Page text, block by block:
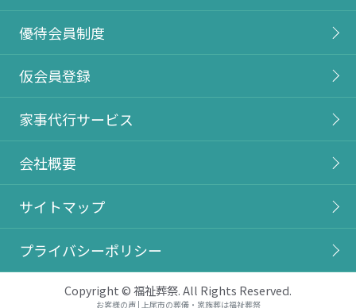
お客様の声 | 上尾市の葬儀・家族葬は福祉葬祭
優待会員制度
仮会員登録
家事代行サービス
会社概要
サイトマップ
プライバシーポリシー
Copyright © 福祉葬祭. All Rights Reserved.